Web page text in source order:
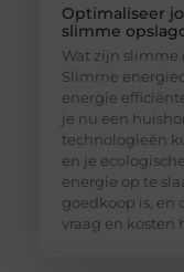
Optimaliseer
slimme
Wat zijn slimme
Slimme
energie
je nu een
technologieën
en je
energie op te
goedkoop is, en
vraag en kosten